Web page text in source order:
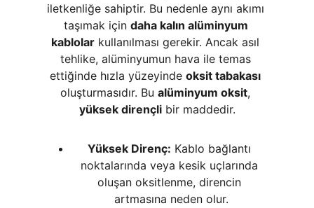
iletkenliğe sahiptir. Bu nedenle aynı akımı
taşımak için daha kalın alüminyum
kablolar kullanılması gerekir. Ancak asıl
tehlike, alüminyumun hava ile temas
ettiğinde hızla yüzeyinde oksit tabakası
oluşturmasıdır. Bu alüminyum oksit,
yüksek dirençli bir maddedir.
Yüksek Direnç: Kablo bağlantı
noktalarında veya kesik uçlarında
oluşan oksitlenme, direncin
artmasına neden olur.